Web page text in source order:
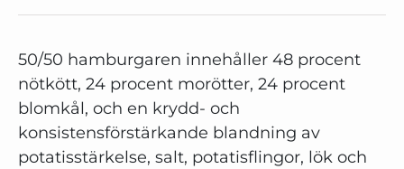
50/50 hamburgaren innehåller 48 procent
nötkött, 24 procent morötter, 24 procent
blomkål, och en krydd- och
konsistensförstärkande blandning av
potatisstärkelse, salt, potatisflingor, lök och